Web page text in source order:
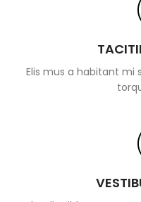
Elis mus a habitant mi